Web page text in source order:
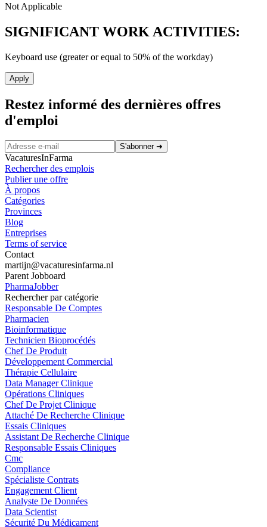
Not Applicable
SIGNIFICANT WORK ACTIVITIES:
Keyboard use (greater or equal to 50% of the workday)
Apply
Restez informé des dernières offres
d'emploi
S'abonner ➜
VacaturesInFarma
Rechercher des emplois
Publier une offre
À propos
Catégories
Provinces
Blog
Entreprises
Terms of service
Contact
martijn@vacaturesinfarma.nl
Parent Jobboard
PharmaJobber
Rechercher par catégorie
Responsable De Comptes
Pharmacien
Bioinformatique
Technicien Bioprocédés
Chef De Produit
Développement Commercial
Thérapie Cellulaire
Data Manager Clinique
Opérations Cliniques
Chef De Projet Clinique
Attaché De Recherche Clinique
Essais Cliniques
Assistant De Recherche Clinique
Responsable Essais Cliniques
Cmc
Compliance
Spécialiste Contrats
Engagement Client
Analyste De Données
Data Scientist
Sécurité Du Médicament